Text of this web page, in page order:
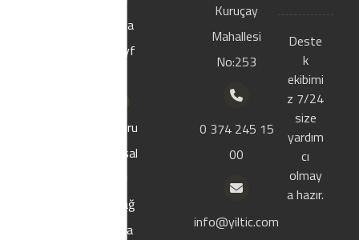
Ana
sayf
Kuru
msal
Mağ
aza
Kuruçay
Mahallesi
No:253
0 374 245 15
00
info@yiltic.com
Deste
k
ekibimi
z 7/24
size
yardım
cı
olmay
a hazır.